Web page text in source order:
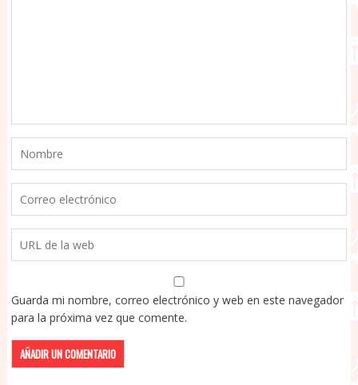
Guarda mi nombre, correo electrónico y web en este navegador
para la próxima vez que comente.